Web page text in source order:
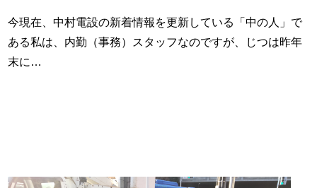
今現在、中村電設の新着情報を更新している「中の人」で
ある私は、内勤（事務）スタッフなのですが、じつは昨年
末に…